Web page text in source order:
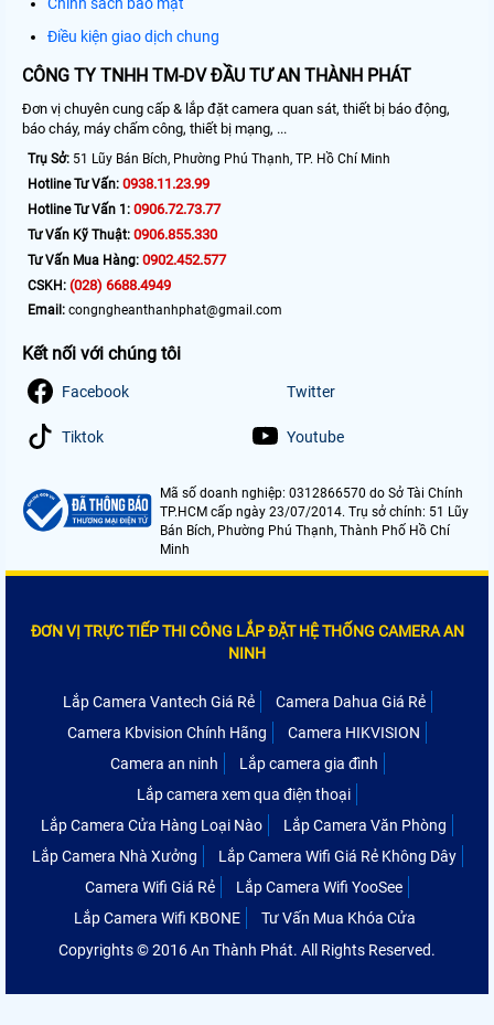
Điều kiện giao dịch chung
CÔNG TY TNHH TM-DV ĐẦU TƯ AN THÀNH PHÁT
Đơn vị chuyên cung cấp & lắp đặt camera quan sát, thiết bị báo động,
báo cháy, máy chấm công, thiết bị mạng, ...
Trụ Sở: 51 Lũy Bán Bích, Phường Phú Thạnh, TP. Hồ Chí Minh
Hotline Tư Vấn: 0938.11.23.99
Hotline Tư Vấn 1: 0906.72.73.77
Tư Vấn Kỹ Thuật: 0906.855.330
Tư Vấn Mua Hàng: 0902.452.577
CSKH: (028) 6688.4949
Email: congngheanthanhphat@gmail.com
Kết nối với chúng tôi
Facebook Twitter
Tiktok Youtube
Mã số doanh nghiệp: 0312866570 do Sở Tài Chính
TP.HCM cấp ngày 23/07/2014. Trụ sở chính: 51 Lũy
Bán Bích, Phường Phú Thạnh, Thành Phố Hồ Chí
Minh
ĐƠN VỊ TRỰC TIẾP THI CÔNG LẮP ĐẶT HỆ THỐNG CAMERA AN
NINH
Lắp Camera Vantech Giá Rẻ
Camera Dahua Giá Rẻ
Camera Kbvision Chính Hãng
Camera HIKVISION
Camera an ninh
Lắp camera gia đình
Lắp camera xem qua điện thoại
Lắp Camera Cửa Hàng Loại Nào
Lắp Camera Văn Phòng
Lắp Camera Nhà Xưởng
Lắp Camera Wifi Giá Rẻ Không Dây
Camera Wifi Giá Rẻ
Lắp Camera Wifi YooSee
Lắp Camera Wifi KBONE
Tư Vấn Mua Khóa Cửa
Copyrights © 2016 An Thành Phát. All Rights Reserved.